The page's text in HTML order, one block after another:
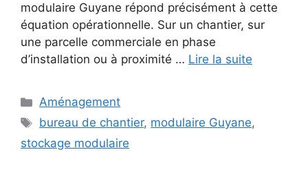
modulaire Guyane répond précisément à cette
équation opérationnelle. Sur un chantier, sur
une parcelle commerciale en phase
d’installation ou à proximité … Lire la suite
Catégories
Aménagement
Étiquettes
bureau de chantier, modulaire Guyane,
stockage modulaire